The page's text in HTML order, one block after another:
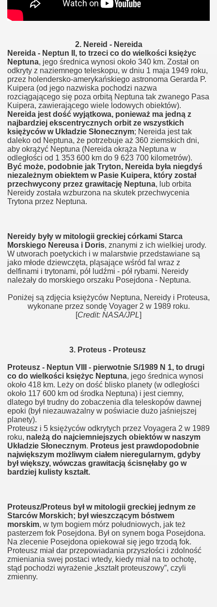
2. Nereid - Nereida
Nereida - Neptun II, to trzeci co do wielkości księżyc
Neptuna, jego średnica wynosi około 340 km. Został on
odkryty z naziemnego teleskopu, w dniu 1 maja 1949 roku,
przez holendersko-amerykańskiego astronoma Gerarda P.
Kuipera (od jego nazwiska pochodzi nazwa
rozciągającego się poza orbitą Neptuna tak zwanego Pasa
Kuipera, zawierającego wiele lodowych obiektów).
Nereida jest dość wyjątkowa, ponieważ ma jedną z
najbardziej ekscentrycznych orbit ze wszystkich
księżyców w Układzie Słonecznym; Nereida jest tak
daleko od Neptuna, że potrzebuje aż 360 ziemskich dni,
aby okrążyć Neptuna (Nereida okrąża Neptuna w
odległości od 1 353 600 km do 9 623 700 kilometrów).
Być może, podobnie jak Tryton, Nereida była niegdyś
niezależnym obiektem w Pasie Kuipera, który został
przechwycony przez grawitację Neptuna, lub orbita
Nereidy została wzburzona na skutek przechwycenia
Trytona przez Neptuna.
Nereidy były w mitologii greckiej córkami Starca
Morskiego Nereusa i Doris, znanymi z ich wielkiej urody.
W utworach poetyckich i w malarstwie przedstawiane są
jako młode dziewczęta, pląsające wśród fal wraz z
delfinami i trytonami, pół ludźmi - pół rybami. Nereidy
należały do morskiego orszaku Posejdona - Neptuna.
Poniżej są zdjęcia księżyców Neptuna, Nereidy i Proteusa,
wykonane przez sondę Voyager 2 w 1989 roku.
[Credit: NASA/JPL]
3. Proteus - Proteusz
Proteusz - Neptun VIII - pierwotnie S/1989 N 1, to drugi
co do wielkości księżyc Neptuna, jego średnica wynosi
około 418 km. Leży on dość blisko planety (w odległości
około 117 600 km od środka Neptuna) i jest ciemny,
dlatego był trudny do zobaczenia dla teleskopów dawnej
epoki (był niezauważalny w poświacie dużo jaśniejszej
planety).
Proteusz i 5 księżyców odkrytych przez Voyagera 2 w 1989
roku, należą do najciemniejszych obiektów w naszym
Układzie Słonecznym. Proteus jest prawdopodobnie
największym możliwym ciałem nieregularnym, gdyby
był większy, wówczas grawitacją ścisnęłaby go w
bardziej kulisty kształt.
Proteusz/Proteus był w mitologii greckiej jednym ze
Starców Morskich; był wieszczącym bóstwem
morskim, w tym bogiem mórz południowych, jak też
pasterzem fok Posejdona. Był on synem boga Posejdona.
Na zlecenie Posejdona opiekował się jego trzodą fok.
Proteusz miał dar przepowiadania przyszłości i zdolność
zmieniania swej postaci wtedy, kiedy miał na to ochotę,
stąd pochodzi wyrażenie „kształt proteuszowy”, czyli
zmienny.